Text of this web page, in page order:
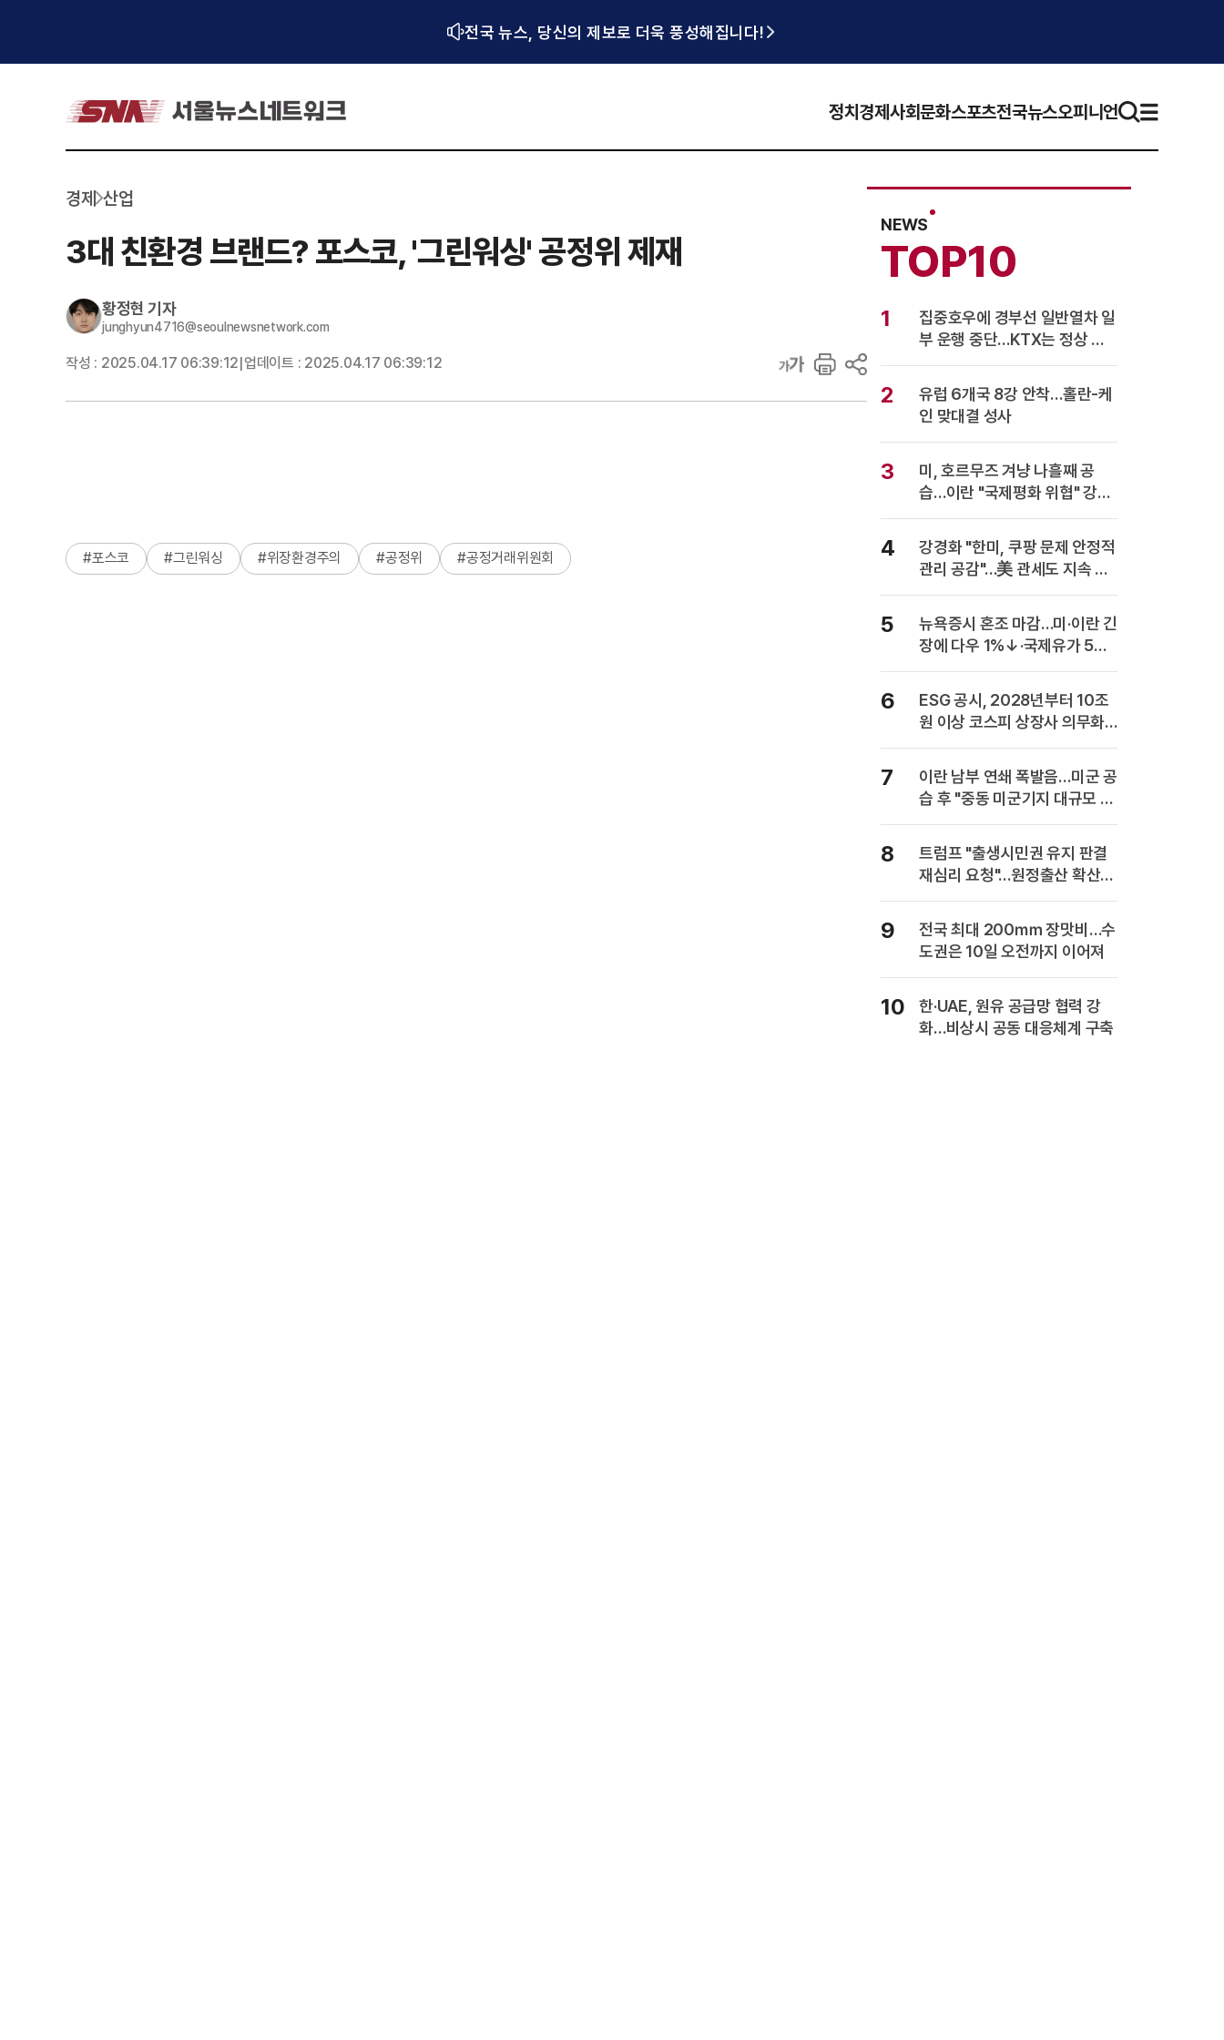
전국 뉴스, 당신의 제보로 더욱 풍성해집니다!
정치 경제사회문화스포츠전국뉴스오피니언
경제 산업
3대 친환경 브랜드? 포스코, '그린워싱' 공정위 제재
황정현 기자
junghyun4716@seoulnewsnetwork.com
작성 : 2025.04.17 06:39:12 업데이트 : 2025.04.17 06:39:12
#포스코 #그린워싱 #위장환경주의 #공정위 #공정거래위원회
NEWS
TOP10
1
집중호우에 경부선 일반열차 일
부 운행 중단…KTX는 정상 운
행
2
유럽 6개국 8강 안착…홀란-케
인 맞대결 성사
3
미, 호르무즈 겨냥 나흘째 공
습…이란 "국제평화 위협" 강력
반발
4
강경화 "한미, 쿠팡 문제 안정적
관리 공감"…美 관세도 지속 협
의
5
뉴욕증시 혼조 마감…미·이란 긴
장에 다우 1%↓·국제유가 5%
급등
6
ESG 공시, 2028년부터 10조
원 이상 코스피 상장사 의무화…
사업보고서에 담는다
7
이란 남부 연쇄 폭발음…미군 공
습 후 "중동 미군기지 대규모 보
복" 경고
8
트럼프 "출생시민권 유지 판결
재심리 요청"…원정출산 확산
주장
9
전국 최대 200㎜ 장맛비…수
도권은 10일 오전까지 이어져
10
한·UAE, 원유 공급망 협력 강
화…비상시 공동 대응체계 구축